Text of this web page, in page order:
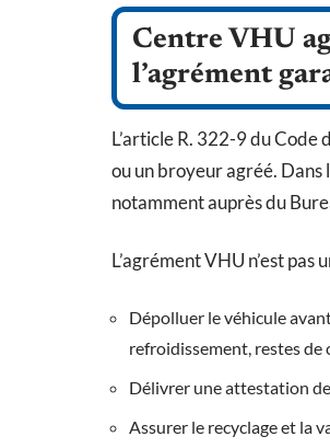
Centre VHU
l’agrément
L’article R. 322-9 du Code
ou un broyeur agréé.
notamment auprès du
L’agrément VHU n’est
Dépolluer le véhicule
refroidissement, restes de
Délivrer une attestation
Assurer le recyclage et la